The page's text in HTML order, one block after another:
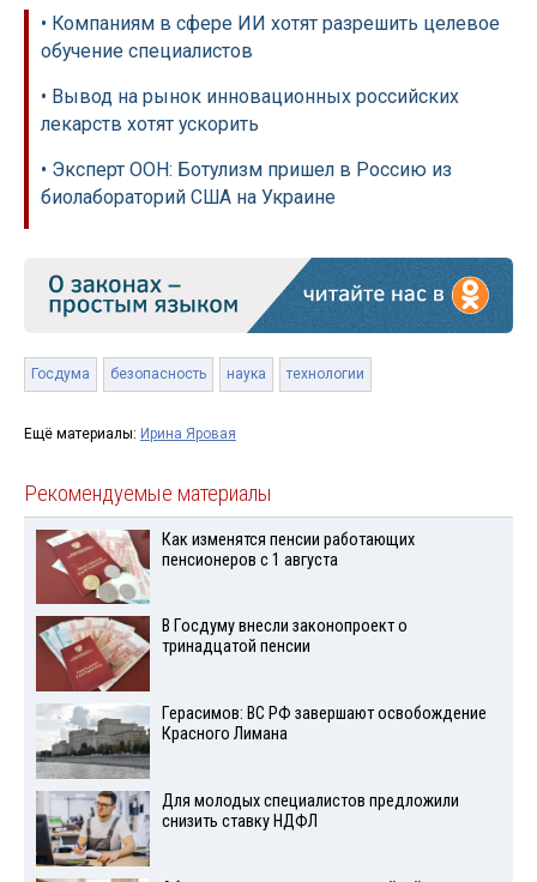
• Компаниям в сфере ИИ хотят разрешить целевое
обучение специалистов
• Вывод на рынок инновационных российских
лекарств хотят ускорить
• Эксперт ООН: Ботулизм пришел в Россию из
биолабораторий США на Украине
Госдума безопасность наука технологии
Ещё материалы: Ирина Яровая
Рекомендуемые материалы
Как изменятся пенсии работающих
пенсионеров с 1 августа
В Госдуму внесли законопроект о
тринадцатой пенсии
Герасимов: ВС РФ завершают освобождение
Красного Лимана
Для молодых специалистов предложили
снизить ставку НДФЛ